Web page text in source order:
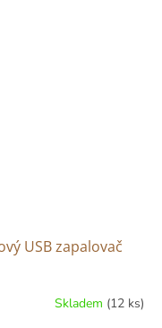
USB zapalovač
Skladem (12 ks)